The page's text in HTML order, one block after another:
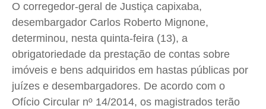
Cidades
Cultura
Colunas
Caetano Roque
Cidades
Cultura
Colunas
Caetano Roque
Cidades
Cultura
Colunas
Caetano Roque
Cidades
Cultura
Colunas
Caetano Roque
O corregedor-geral de Justiça capixaba,
desembargador Carlos Roberto Mignone,
determinou, nesta quinta-feira (13), a
obrigatoriedade da prestação de contas sobre
imóveis e bens adquiridos em hastas públicas por
juízes e desembargadores. De acordo com o
Ofício Circular nº 14/2014, os magistrados terão